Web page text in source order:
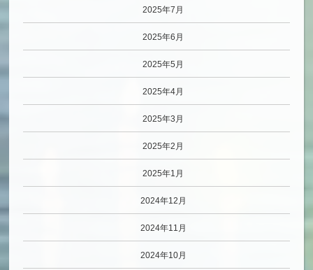
2025年7月
2025年6月
2025年5月
2025年4月
2025年3月
2025年2月
2025年1月
2024年12月
2024年11月
2024年10月